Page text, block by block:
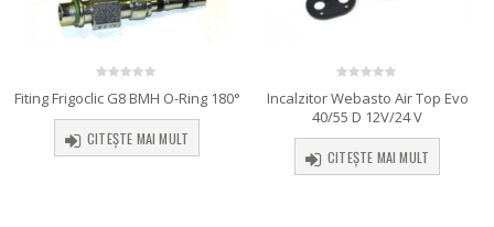
Fiting Frigoclic G8 BMH O-Ring 180°
CITEȘTE MAI MULT
out of 5
Incalzitor Webasto Air Top Evo
40/55 D 12V/24 V
CITEȘTE MAI MULT